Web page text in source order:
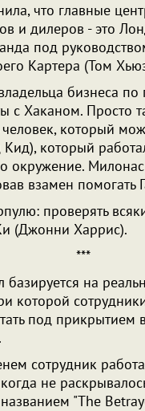
что главные
и дилеров - это
под
Картера (Том
бизнеса
с Хаканом. Просто
человек, который
который
окружение.
взамен помогать
проверять
(Джонни Харрис).
***
базируется на
которой
под
сотрудник
не
"The